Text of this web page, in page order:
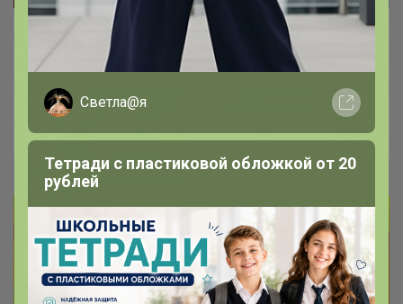
Натуральная овчина!
Рекомендуется носить на босу ногу и
радоваться теплу и комфорту!
Светла@я
Тетради с пластиковой обложкой от 20
рублей